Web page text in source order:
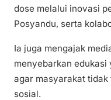
dose melalui inovasi
Posyandu, serta
Ia juga mengajak
menyebarkan edukasi
agar masyarakat
sosial.